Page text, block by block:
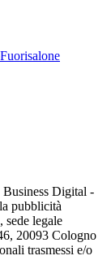
Fuorisalone
Digital -
pubblicità
legale
20093 Cologno
trasmessi e/o